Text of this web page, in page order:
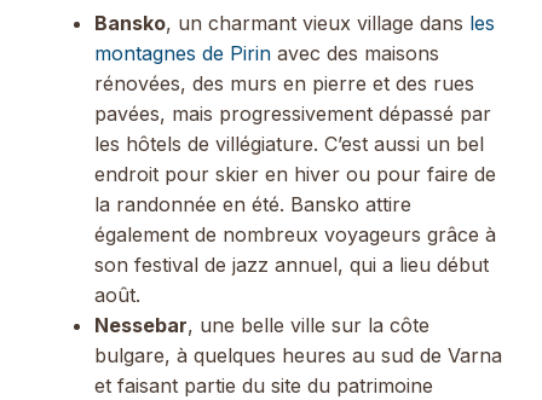
Bansko, un charmant vieux village dans les
montagnes de Pirin avec des maisons
rénovées, des murs en pierre et des rues
pavées, mais progressivement dépassé par
les hôtels de villégiature. C’est aussi un bel
endroit pour skier en hiver ou pour faire de
la randonnée en été. Bansko attire
également de nombreux voyageurs grâce à
son festival de jazz annuel, qui a lieu début
août.
Nessebar, une belle ville sur la côte
bulgare, à quelques heures au sud de Varna
et faisant partie du site du patrimoine